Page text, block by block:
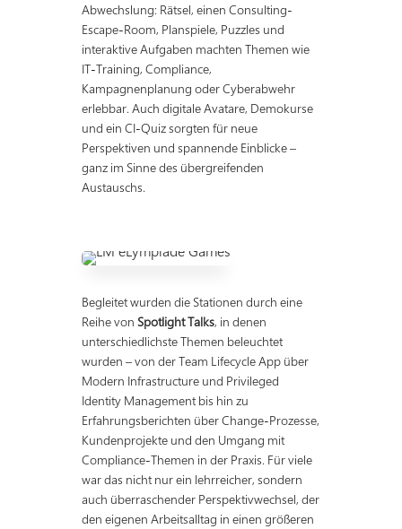
Abwechslung: Rätsel, einen Consulting-
Escape-Room, Planspiele, Puzzles und
interaktive Aufgaben machten Themen wie
IT-Training, Compliance,
Kampagnenplanung oder Cyberabwehr
erlebbar. Auch digitale Avatare, Demokurse
und ein CI-Quiz sorgten für neue
Perspektiven und spannende Einblicke –
ganz im Sinne des übergreifenden
Austauschs.
Begleitet wurden die Stationen durch eine
Reihe vonSpotlight Talks, in denen
unterschiedlichste Themen beleuchtet
wurden – von der Team Lifecycle App über
Modern Infrastructure und Privileged
Identity Management bis hin zu
Erfahrungsberichten über Change-Prozesse,
Kundenprojekte und den Umgang mit
Compliance-Themen in der Praxis. Für viele
war das nicht nur ein lehrreicher, sondern
auch überraschender Perspektivwechsel, der
den eigenen Arbeitsalltag in einen größeren